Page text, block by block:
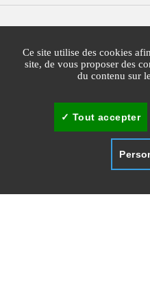
Mentions légales
Plan du site
Ce site utilise des cookies
site, de vous proposer des
du contenu sur
Tout accepter